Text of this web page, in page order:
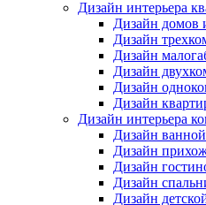
Дизайн интерьера
Дизайн домов
Дизайн
Дизайн
Дизайн
Дизайн
Дизайн
Дизайн интерьера
Дизайн
Дизайн
Дизайн
Дизайн
Дизайн